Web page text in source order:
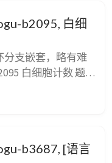
收到四枚金币……；
b2095, 白细
分支嵌套，略有难
白细胞计数 题
某种新抗生素对该
本的平均值作为分
b3687, [语言